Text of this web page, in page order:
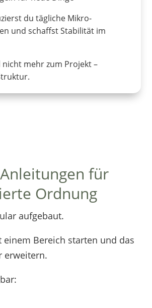
du tägliche Mikro-
und schaffst Stabilität im
mehr zum Projekt –
für
Ordnung
aufgebaut.
einem Bereich starten und das
erweitern.